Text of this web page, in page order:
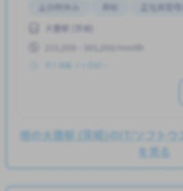
土日祝休み
昇給 正社員登用
大甕駅 (茨城)
215,000 - 365,000/month
求人掲載 ３ヶ月前〜
他の大甕駅 (茨城)のIT/ソフトウ
を見る